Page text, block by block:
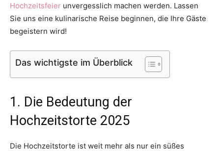
Hochzeitsfeier unvergesslich machen werden. Lassen
Sie uns eine kulinarische Reise beginnen, die Ihre Gäste
begeistern wird!
Das wichtigste im Überblick
1. Die Bedeutung der
Hochzeitstorte 2025
Die Hochzeitstorte ist weit mehr als nur ein süßes